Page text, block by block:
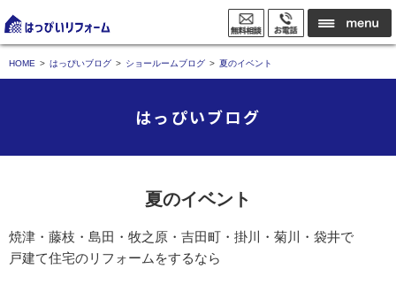
HOME はっぴいブログ ショールームブログ 夏のイベント
はっぴいブログ
夏のイベント
焼津・藤枝・島田・牧之原・吉田町・掛川・菊川・袋井で
戸建て住宅のリフォームをするなら